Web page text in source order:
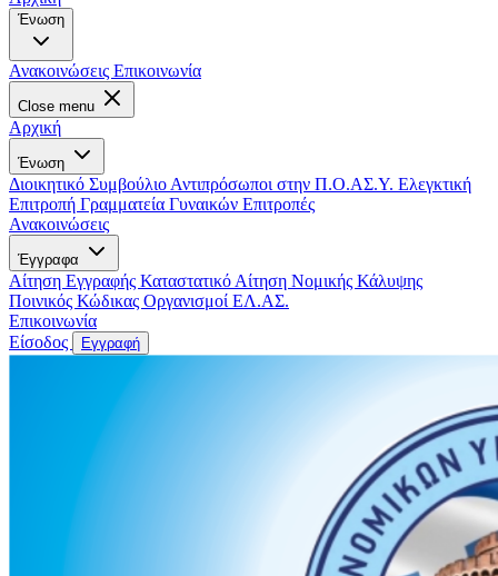
Ένωση
Ανακοινώσεις Επικοινωνία
Close menu
Αρχική
Ένωση
Διοικητικό Συμβούλιο Αντιπρόσωποι στην Π.Ο.ΑΣ.Υ. Ελεγκτική
Επιτροπή Γραμματεία Γυναικών Επιτροπές
Ανακοινώσεις
Έγγραφα
Αίτηση Εγγραφής Καταστατικό Αίτηση Νομικής Κάλυψης
Ποινικός Κώδικας Οργανισμοί ΕΛ.ΑΣ.
Επικοινωνία
Είσοδος
Εγγραφή